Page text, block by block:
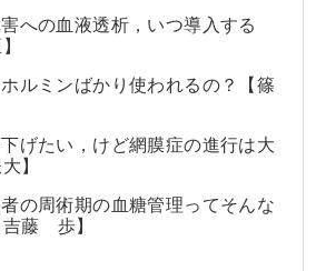
への血液透析，いつ導入する
ルミンばかり使われるの？【篠
げたい，けど網膜症の進行は大
】
の周術期の血糖管理ってそんな
藤 歩】